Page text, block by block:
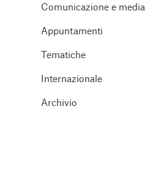
Comunicazione e media
Appuntamenti
Tematiche
Internazionale
Archivio